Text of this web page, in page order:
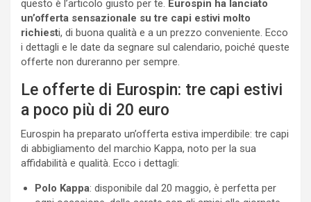
questo è l’articolo giusto per te. Eurospin ha lanciato
un’offerta sensazionale su tre capi estivi molto
richiesti, di buona qualità e a un prezzo conveniente. Ecco
i dettagli e le date da segnare sul calendario, poiché queste
offerte non dureranno per sempre.
Le offerte di Eurospin: tre capi estivi
a poco più di 20 euro
Eurospin ha preparato un’offerta estiva imperdibile: tre capi
di abbigliamento del marchio Kappa, noto per la sua
affidabilità e qualità. Ecco i dettagli:
Polo Kappa: disponibile dal 20 maggio, è perfetta per